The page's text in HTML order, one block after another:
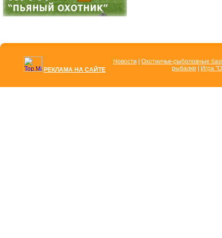
РЕКЛАМА НА САЙТЕ
Новости
Охотничье-рыболовные
рыбалке
Игра